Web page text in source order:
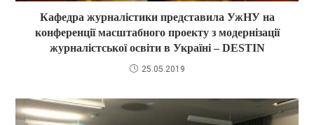
Кафедра журналістики представила УжНУ на
конференції масштабного проекту з модернізації
журналістської освіти в Україні – DESTIN
25.05.2019